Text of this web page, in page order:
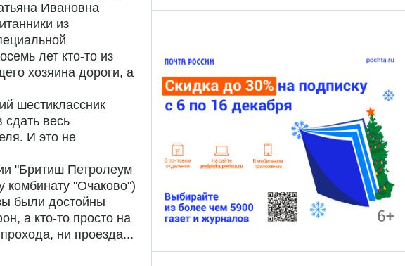
Ивановна
из
лет кто-то из
хозяина дороги, а
шестиклассник
сдать весь
И это не
"Бритиш Петролеум
комбинату "Очаково")
были достойны
а кто-то просто на
ни проезда...